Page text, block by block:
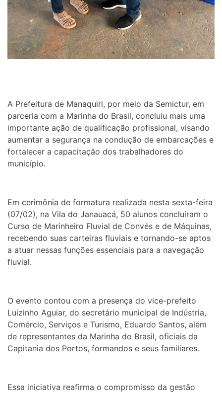
A Prefeitura de Manaquiri, por meio da Semictur, em
parceria com a Marinha do Brasil, concluiu mais uma
importante ação de qualificação profissional, visando
aumentar a segurança na condução de embarcações e
fortalecer a capacitação dos trabalhadores do
município.
Em cerimônia de formatura realizada nesta sexta-feira
(07/02), na Vila do Janauacá, 50 alunos concluíram o
Curso de Marinheiro Fluvial de Convés e de Máquinas,
recebendo suas carteiras fluviais e tornando-se aptos
a atuar nessas funções essenciais para a navegação
fluvial.
O evento contou com a presença do vice-prefeito
Luizinho Aguiar, do secretário municipal de Indústria,
Comércio, Serviços e Turismo, Eduardo Santos, além
de representantes da Marinha do Brasil, oficiais da
Capitania dos Portos, formandos e seus familiares.
Essa iniciativa reafirma o compromisso da gestão